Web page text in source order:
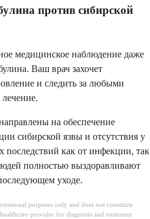
против сибирской
медицинское наблюдение даже
Ваш врач захочет
и следить за любыми
на обеспечение
сибирской язвы и отсутствия у
последствий как от инфекции, так
полностью выздоравливают
уходе.
purposes only and does not constitute
provider for diagnosis and treatment